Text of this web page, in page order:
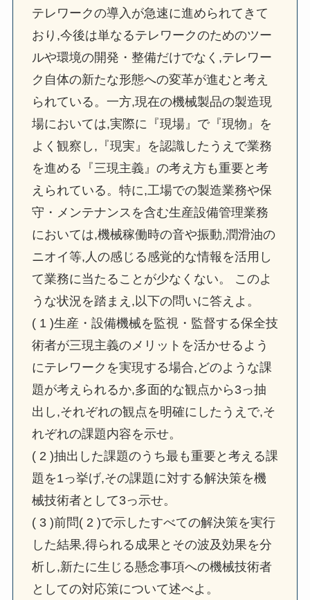
テレワークの導入が急速に進められてきて
おり,今後は単なるテレワークのためのツー
ルや環境の開発・整備だけでなく,テレワー
ク自体の新たな形態への変革が進むと考え
られている。一方,現在の機械製品の製造現
場においては,実際に『現場』で『現物』を
よく観察し,『現実』を認識したうえで業務
を進める『三現主義』の考え方も重要と考
えられている。特に,工場での製造業務や保
守・メンテナンスを含む生産設備管理業務
においては,機械稼働時の音や振動,潤滑油の
ニオイ等,人の感じる感覚的な情報を活用し
て業務に当たることが少なくない。 このよ
うな状況を踏まえ,以下の問いに答えよ。
( 1 )生産・設備機械を監視・監督する保全技
術者が三現主義のメリットを活かせるよう
にテレワークを実現する場合,どのような課
題が考えられるか,多面的な観点から3っ抽
出し,それぞれの観点を明確にしたうえで,そ
れぞれの課題内容を示せ。
( 2 )抽出した課題のうち最も重要と考える課
題を1っ挙げ,その課題に対する解決策を機
械技術者として3っ示せ。
( 3 )前問( 2 )で示したすべての解決策を実行
した結果,得られる成果とその波及効果を分
析し,新たに生じる懸念事項への機械技術者
としての対応策について述べよ。